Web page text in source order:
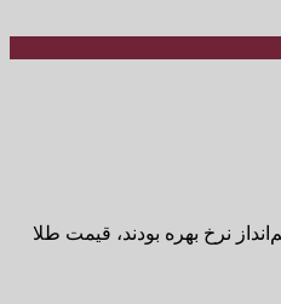
نرخ بهره بودند، قیمت طلا